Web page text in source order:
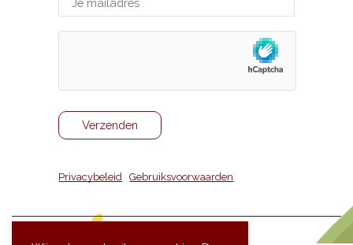
Privacybeleid |Gebruiksvoorwaarden